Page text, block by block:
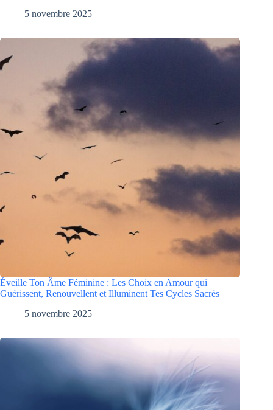
5 novembre 2025
Éveille Ton Âme Féminine : Les Choix en Amour qui
Guérissent, Renouvellent et Illuminent Tes Cycles Sacrés
5 novembre 2025